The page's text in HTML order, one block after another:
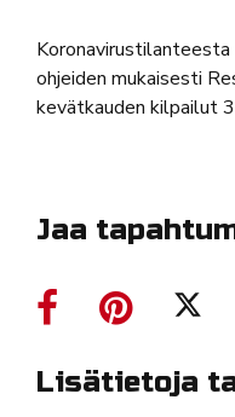
ohjeiden mukaisesti
kevätkauden kilpailut
Jaa
Lisätietoja